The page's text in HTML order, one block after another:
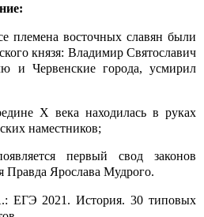
племена восточных славян были
князя: Владимир Святославич
и Червенские города, усмирил
X века находилась в руках
наместников;
первый свод законов
Правда Ярослава Мудрого.
ЕГЭ 2021. История. 30 типовых